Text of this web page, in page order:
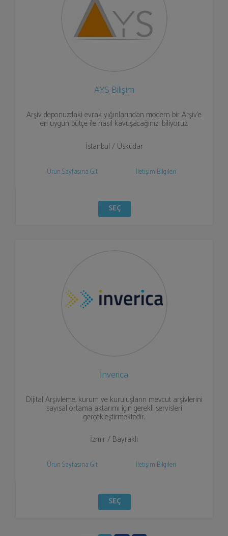
AYS Bilişim
Arşiv deponuzdaki evrak yığınlarından modern bir Arşiv'e
en uygun bütçe ile nasıl kavuşacağınızı biliyoruz.
İstanbul / Üsküdar
Ürün Sayfasına Git İletişim Bilgileri
SEÇ
İnverica
Dijital Arşivleme, kurum ve kuruluşların mevcut arşivlerini
sayısal ortama aktarımı için gerekli servisleri
gerçekleştirmektedir.
İzmir / Bayraklı
Ürün Sayfasına Git İletişim Bilgileri
SEÇ